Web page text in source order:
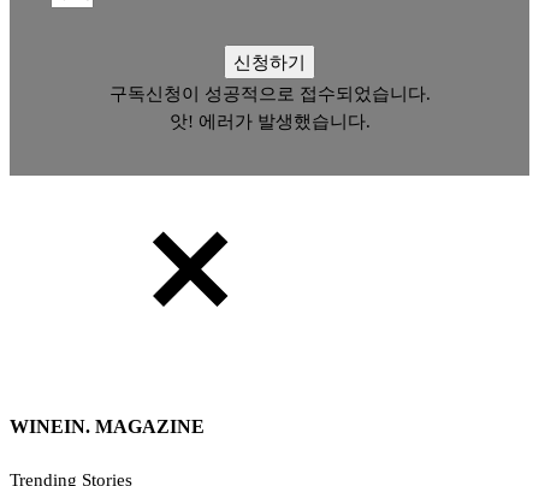
신청하기
구독신청이 성공적으로 접수되었습니다.
앗! 에러가 발생했습니다.
WINEIN. MAGAZINE
Trending Stories